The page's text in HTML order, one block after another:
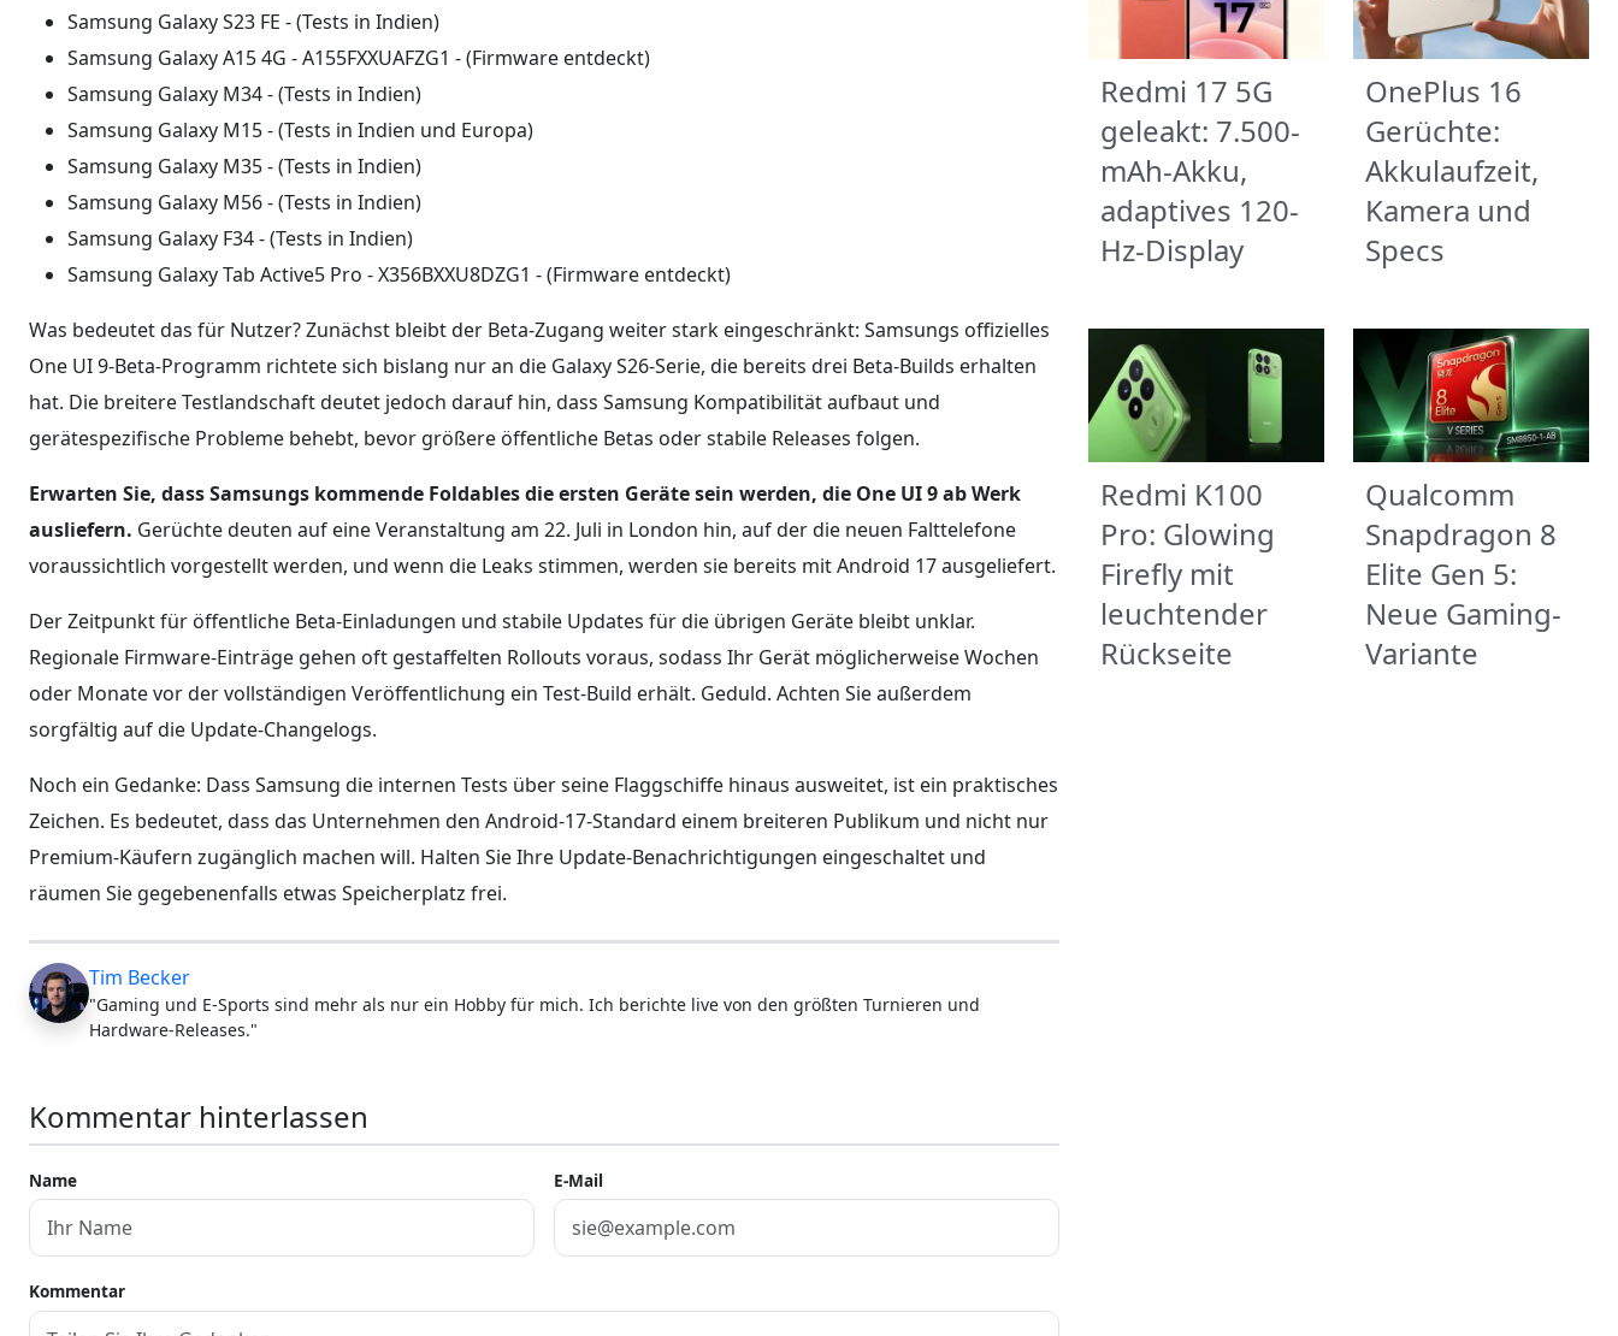
Samsung Galaxy S23 FE - (Tests in Indien)
Samsung Galaxy A15 4G - A155FXXUAFZG1 - (Firmware entdeckt)
Samsung Galaxy M34 - (Tests in Indien)
Samsung Galaxy M15 - (Tests in Indien und Europa)
Samsung Galaxy M35 - (Tests in Indien)
Samsung Galaxy M56 - (Tests in Indien)
Samsung Galaxy F34 - (Tests in Indien)
Samsung Galaxy Tab Active5 Pro - X356BXXU8DZG1 - (Firmware entdeckt)
Was bedeutet das für Nutzer? Zunächst bleibt der Beta-Zugang weiter stark eingeschränkt: Samsungs offizielles
One UI 9-Beta-Programm richtete sich bislang nur an die Galaxy S26-Serie, die bereits drei Beta-Builds erhalten
hat. Die breitere Testlandschaft deutet jedoch darauf hin, dass Samsung Kompatibilität aufbaut und
gerätespezifische Probleme behebt, bevor größere öffentliche Betas oder stabile Releases folgen.
Erwarten Sie, dass Samsungs kommende Foldables die ersten Geräte sein werden, die One UI 9 ab Werk
ausliefern. Gerüchte deuten auf eine Veranstaltung am 22. Juli in London hin, auf der die neuen Falttelefone
voraussichtlich vorgestellt werden, und wenn die Leaks stimmen, werden sie bereits mit Android 17 ausgeliefert.
Der Zeitpunkt für öffentliche Beta-Einladungen und stabile Updates für die übrigen Geräte bleibt unklar.
Regionale Firmware-Einträge gehen oft gestaffelten Rollouts voraus, sodass Ihr Gerät möglicherweise Wochen
oder Monate vor der vollständigen Veröffentlichung ein Test-Build erhält. Geduld. Achten Sie außerdem
sorgfältig auf die Update-Changelogs.
Noch ein Gedanke: Dass Samsung die internen Tests über seine Flaggschiffe hinaus ausweitet, ist ein praktisches
Zeichen. Es bedeutet, dass das Unternehmen den Android-17-Standard einem breiteren Publikum und nicht nur
Premium-Käufern zugänglich machen will. Halten Sie Ihre Update-Benachrichtigungen eingeschaltet und
räumen Sie gegebenenfalls etwas Speicherplatz frei.
Tim Becker
"Gaming und E-Sports sind mehr als nur ein Hobby für mich. Ich berichte live von den größten Turnieren und
Hardware-Releases."
Kommentar hinterlassen
Name E-Mail
Kommentar
Redmi 17 5G
geleakt: 7.500-
mAh-Akku,
adaptives 120-
Hz-Display
OnePlus 16
Gerüchte:
Akkulaufzeit,
Kamera und
Specs
Redmi K100
Pro: Glowing
Firefly mit
leuchtender
Rückseite
Qualcomm
Snapdragon 8
Elite Gen 5:
Neue Gaming-
Variante